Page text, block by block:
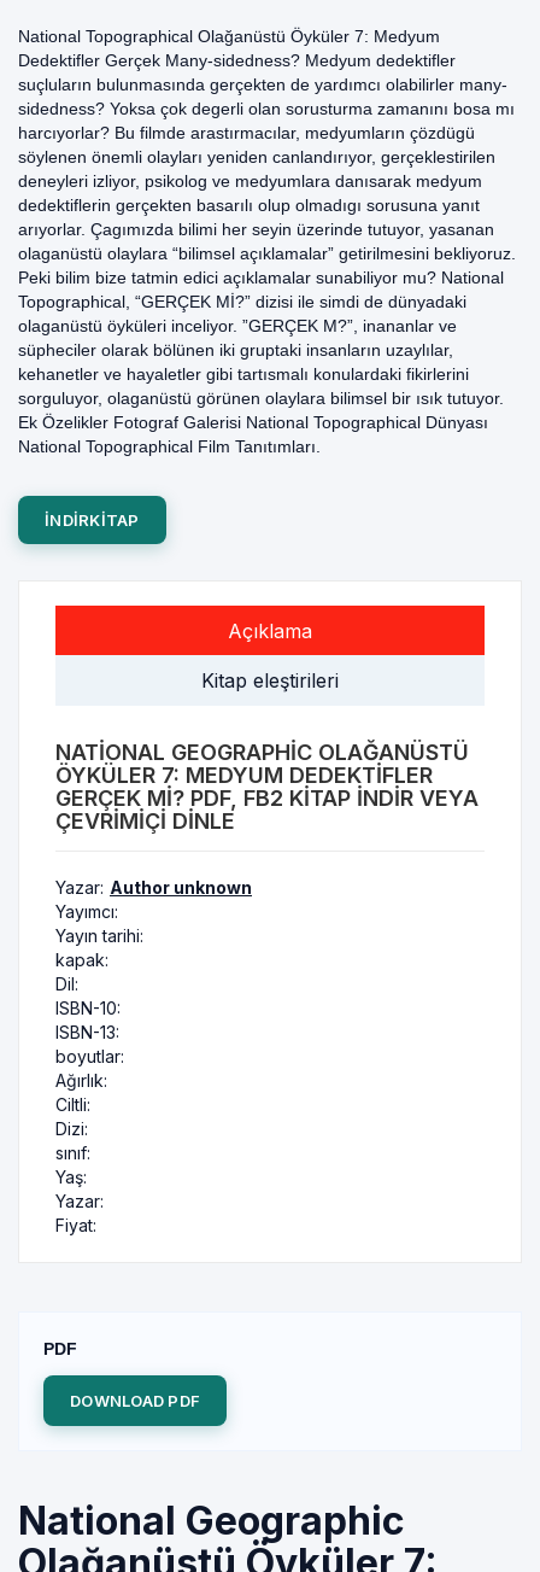
National Topographical Olağanüstü Öyküler 7: Medyum
Dedektifler Gerçek Many-sidedness? Medyum dedektifler
suçluların bulunmasında gerçekten de yardımcı olabilirler many-
sidedness? Yoksa çok degerli olan sorusturma zamanını bosa mı
harcıyorlar? Bu filmde arastırmacılar, medyumların çözdügü
söylenen önemli olayları yeniden canlandırıyor, gerçeklestirilen
deneyleri izliyor, psikolog ve medyumlara danısarak medyum
dedektiflerin gerçekten basarılı olup olmadıgı sorusuna yanıt
arıyorlar. Çagımızda bilimi her seyin üzerinde tutuyor, yasanan
olaganüstü olaylara “bilimsel açıklamalar” getirilmesini bekliyoruz.
Peki bilim bize tatmin edici açıklamalar sunabiliyor mu? National
Topographical, “GERÇEK Mİ?” dizisi ile simdi de dünyadaki
olaganüstü öyküleri inceliyor. ”GERÇEK M?”, inananlar ve
süpheciler olarak bölünen iki gruptaki insanların uzaylılar,
kehanetler ve hayaletler gibi tartısmalı konulardaki fikirlerini
sorguluyor, olaganüstü görünen olaylara bilimsel bir ısık tutuyor.
Ek Özelikler Fotograf Galerisi National Topographical Dünyası
National Topographical Film Tanıtımları.
INDIRKITAP
Açıklama
Kitap eleştirileri
NATIONAL GEOGRAPHIC OLAĞANÜSTÜ
ÖYKÜLER 7: MEDYUM DEDEKTIFLER
GERÇEK MI? PDF, FB2 KITAP INDIR VEYA
ÇEVRIMIÇI DINLE
Yazar: Author unknown
Yayımcı:
Yayın tarihi:
kapak:
Dil:
ISBN-10:
ISBN-13:
boyutlar:
Ağırlık:
Ciltli:
Dizi:
sınıf:
Yaş:
Yazar:
Fiyat:
PDF
DOWNLOAD PDF
National Geographic